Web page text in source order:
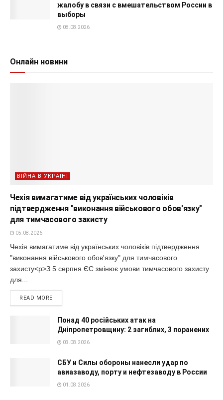
жалобу в связи с вмешательством России в
выборы
08.08.2026
Онлайн новини
ВІЙНА В УКРАЇНІ
Чехія вимагатиме від українських чоловіків
підтвердження "виконання військового обов'язку"
для тимчасового захисту
05.08.2026
Чехія вимагатиме від українських чоловіків підтвердження
"виконання військового обов'язку" для тимчасового
захисту<p>З 5 серпня ЄС змінює умови тимчасового захисту
для...
READ MORE
Понад 40 російських атак на
Дніпропетровщину: 2 загиблих, 3 поранених
03.08.2026
СБУ и Силы обороны нанесли удар по
авиазаводу, порту и нефтезаводу в России
01.08.2026